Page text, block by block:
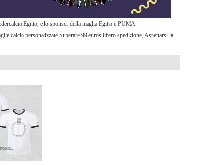
Egitto, e lo sponsor della maglia Egitto è PUMA.
calcio personalizzate.Superare 99 euros libero spedizione, Aspettarsi la